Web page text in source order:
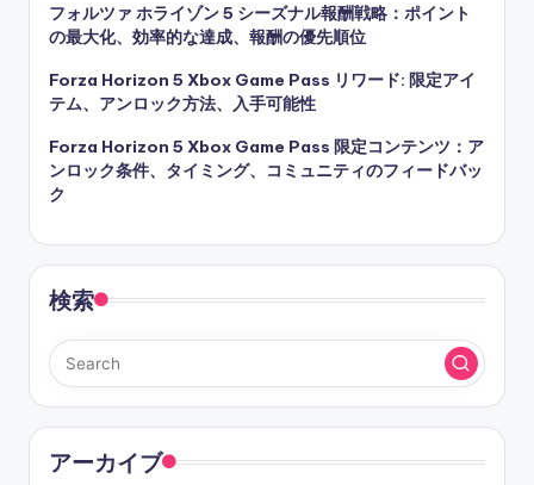
フォルツァ ホライゾン 5 シーズナル報酬戦略：ポイント
の最大化、効率的な達成、報酬の優先順位
Forza Horizon 5 Xbox Game Pass リワード: 限定アイ
テム、アンロック方法、入手可能性
Forza Horizon 5 Xbox Game Pass 限定コンテンツ：ア
ンロック条件、タイミング、コミュニティのフィードバッ
ク
検索
アーカイブ